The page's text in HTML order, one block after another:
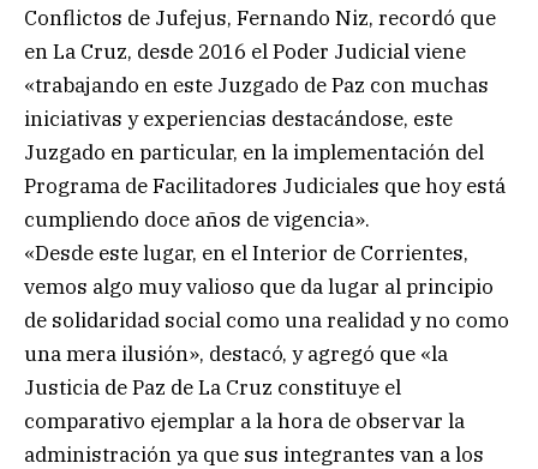
Conflictos de Jufejus, Fernando Niz, recordó que
en La Cruz, desde 2016 el Poder Judicial viene
«trabajando en este Juzgado de Paz con muchas
iniciativas y experiencias destacándose, este
Juzgado en particular, en la implementación del
Programa de Facilitadores Judiciales que hoy está
cumpliendo doce años de vigencia».
«Desde este lugar, en el Interior de Corrientes,
vemos algo muy valioso que da lugar al principio
de solidaridad social como una realidad y no como
una mera ilusión», destacó, y agregó que «la
Justicia de Paz de La Cruz constituye el
comparativo ejemplar a la hora de observar la
administración ya que sus integrantes van a los